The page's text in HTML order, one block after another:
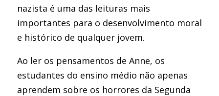
nazista é uma das leituras mais
importantes para o desenvolvimento moral
e histórico de qualquer jovem.
Ao ler os pensamentos de Anne, os
estudantes do ensino médio não apenas
aprendem sobre os horrores da Segunda